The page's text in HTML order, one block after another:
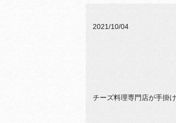
2021/10/04
チーズ料理専門店が手掛